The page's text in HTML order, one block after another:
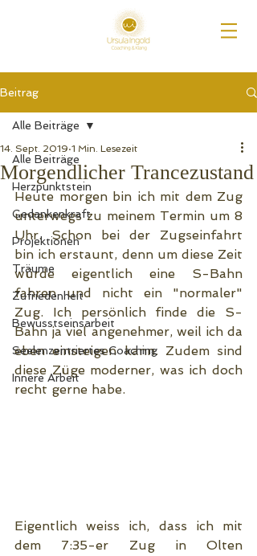
Beitrag
Alle Beiträge
Herzpunktstein
Gedankenkraft
Projektionen
Träume
Zufriedenheit
Bewusstseinsarbeit
Seelenzentriertes Coaching
Innere Arbeit
Alle Beiträge
Morgendlicher Trancezustand
14. Sept. 2019 1 Min. Lesezeit
Heute morgen bin ich mit dem Zug
unterwegs zu meinem Termin um 8
Uhr. Schon bei der Zugseinfahrt
bin ich erstaunt, denn um diese Zeit
würde eigentlich eine S-Bahn
fahren und nicht ein "normaler"
Zug. Ich persönlich finde die S-
Bahn ja viel angenehmer, weil ich da
eben einsteigen kann. Zudem sind
diese Züge moderner, was ich doch
recht gerne habe.
Eigentlich weiss ich, dass ich mit
dem 7:35-er Zug in Olten